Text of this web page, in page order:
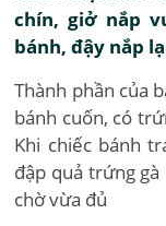
chín, giở nắp
bánh, đậy nắp
Thành phần của
bánh cuốn, có
Khi chiếc bánh
đập quả trứng
chờ vừa đủ